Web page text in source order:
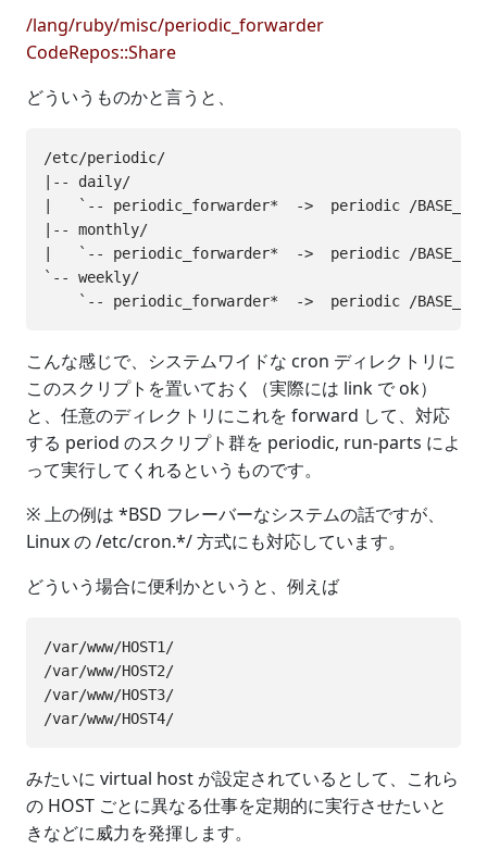
/lang/ruby/misc/periodic_forwarder
CodeRepos::Share
どういうものかと言うと、
/etc/periodic/
|-- daily/
|   `-- periodic_forwarder*  ->  periodic /
|-- monthly/
|   `-- periodic_forwarder*  ->  periodic /BASE_DIR/
`-- weekly/
こんな感じで、システムワイドな cron ディレクトリに
このスクリプトを置いておく（実際には link で ok）
と、任意のディレクトリにこれを forward して、対応
する period のスクリプト群を periodic, run-parts によ
って実行してくれるというものです。
※ 上の例は *BSD フレーバーなシステムの話ですが、
Linux の /etc/cron.*/ 方式にも対応しています。
どういう場合に便利かというと、例えば
/var/www/HOST1/
/var/www/HOST2/
/var/www/HOST3/
みたいに virtual host が設定されているとして、これら
の HOST ごとに異なる仕事を定期的に実行させたいと
きなどに威力を発揮します。